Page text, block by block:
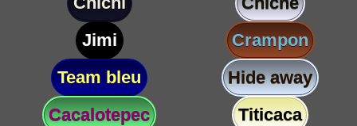
Jimi
Crampon
Team bleu
Hide away
Cacalotepec
Titicaca